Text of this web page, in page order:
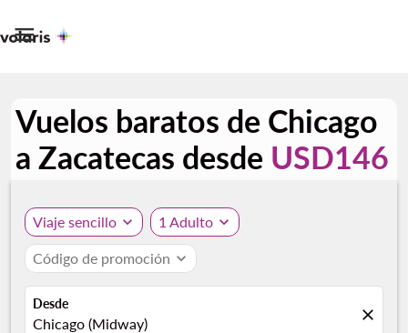

Vuelos baratos de Chicago
a Zacatecas desde USD146
Viaje sencillo expand_more 1 Adulto expand_more
Código de promoción expand_more
Desde
Chicago (Midway) close